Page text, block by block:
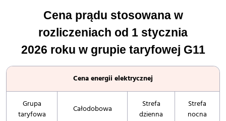
Cena prądu stosowana w
rozliczeniach od 1 stycznia
2026 roku w grupie taryfowej G11
Cena energii elektrycznej
Grupa
taryfowa
Całodobowa
Strefa
dzienna
Strefa
nocna